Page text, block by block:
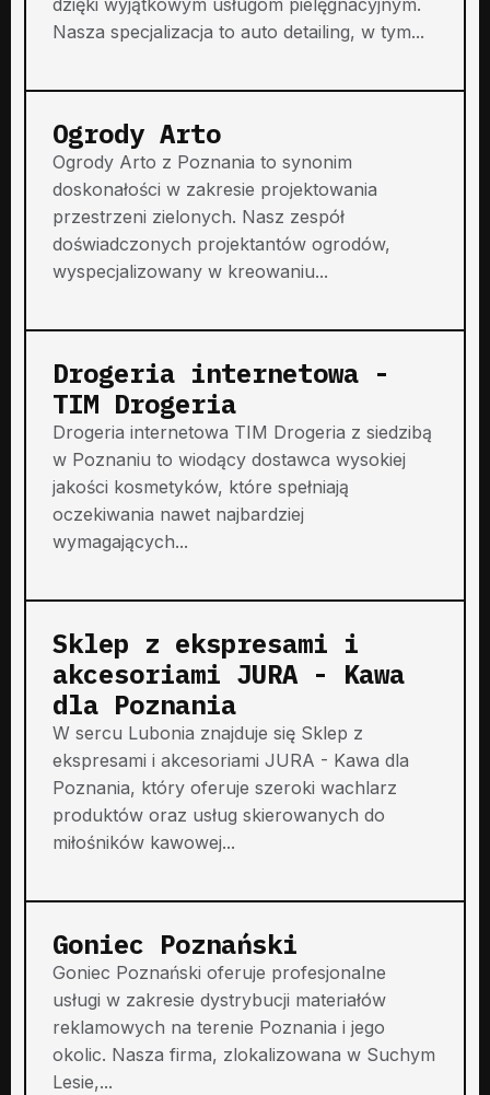
Nasza specjalizacja to auto detailing, w tym...
Ogrody Arto
Ogrody Arto z Poznania to synonim
doskonałości w zakresie projektowania
przestrzeni zielonych. Nasz zespół
doświadczonych projektantów ogrodów,
wyspecjalizowany w kreowaniu...
Drogeria internetowa -
TIM Drogeria
Drogeria internetowa TIM Drogeria z siedzibą
w Poznaniu to wiodący dostawca wysokiej
jakości kosmetyków, które spełniają
oczekiwania nawet najbardziej
wymagających...
Sklep z ekspresami i
akcesoriami JURA - Kawa
dla Poznania
W sercu Lubonia znajduje się Sklep z
ekspresami i akcesoriami JURA - Kawa dla
Poznania, który oferuje szeroki wachlarz
produktów oraz usług skierowanych do
miłośników kawowej...
Goniec Poznański
Goniec Poznański oferuje profesjonalne
usługi w zakresie dystrybucji materiałów
reklamowych na terenie Poznania i jego
okolic. Nasza firma, zlokalizowana w Suchym
Lesie,...